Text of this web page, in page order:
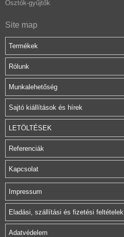
Osztók-gyűjtők
Site map
Termékek
Rólunk
Munkalehetőség
Sajtó kiállítások és hírek
LETÖLTÉSEK
Referenciák
Kapcsolat
Impressum
Eladási, szállítási és fizetési feltételek
Adatvédelem